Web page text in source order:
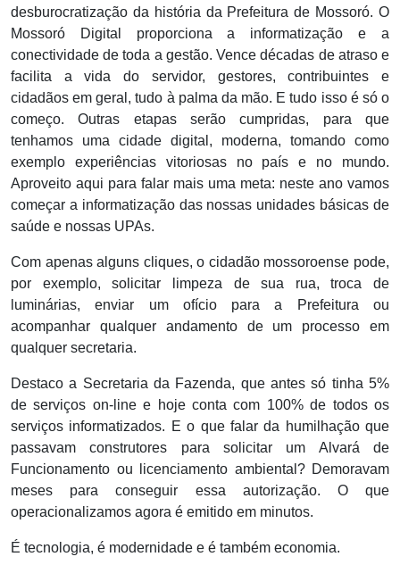
desburocratização da história da Prefeitura de Mossoró. O
Mossoró Digital proporciona a informatização e a
conectividade de toda a gestão. Vence décadas de atraso e
facilita a vida do servidor, gestores, contribuintes e
cidadãos em geral, tudo à palma da mão. E tudo isso é só o
começo. Outras etapas serão cumpridas, para que
tenhamos uma cidade digital, moderna, tomando como
exemplo experiências vitoriosas no país e no mundo.
Aproveito aqui para falar mais uma meta: neste ano vamos
começar a informatização das nossas unidades básicas de
saúde e nossas UPAs.
Com apenas alguns cliques, o cidadão mossoroense pode,
por exemplo, solicitar limpeza de sua rua, troca de
luminárias, enviar um ofício para a Prefeitura ou
acompanhar qualquer andamento de um processo em
qualquer secretaria.
Destaco a Secretaria da Fazenda, que antes só tinha 5%
de serviços on-line e hoje conta com 100% de todos os
serviços informatizados. E o que falar da humilhação que
passavam construtores para solicitar um Alvará de
Funcionamento ou licenciamento ambiental? Demoravam
meses para conseguir essa autorização. O que
operacionalizamos agora é emitido em minutos.
É tecnologia, é modernidade e é também economia.